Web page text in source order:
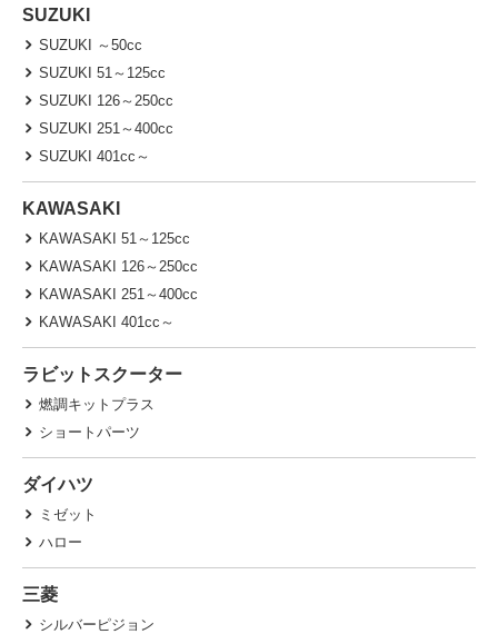
SUZUKI
SUZUKI ～50cc
SUZUKI 51～125cc
SUZUKI 126～250cc
SUZUKI 251～400cc
SUZUKI 401cc～
KAWASAKI
KAWASAKI 51～125cc
KAWASAKI 126～250cc
KAWASAKI 251～400cc
KAWASAKI 401cc～
ラビットスクーター
燃調キットプラス
ショートパーツ
ダイハツ
ミゼット
ハロー
三菱
シルバーピジョン